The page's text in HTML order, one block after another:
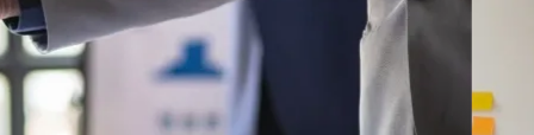
採用競争が激しくなる背景の中、企業の人材採用活動を支援
するとともに、労働者が成長できる環境を提供し、双方にと
ってのベストマッチングを追求しています。